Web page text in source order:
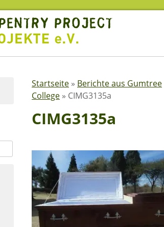
Startseite » Berichte aus Gumtree
College » CIMG3135a
CIMG3135a